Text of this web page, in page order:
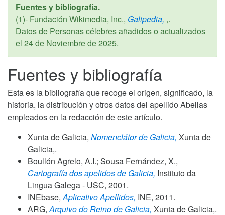
Fuentes y bibliografía.
(1)- Fundación Wikimedia, Inc., Galipedia, ,.
Datos de Personas célebres añadidos o actualizados
el 24 de Noviembre de 2025.
Fuentes y bibliografía
Esta es la bibliografía que recoge el origen, significado, la
historia, la distribución y otros datos del apellido Abellas
empleados en la redacción de este artículo.
Xunta de Galicia, Nomenclátor de Galicia, Xunta de
Galicia,.
Boullón Agrelo, A.I.; Sousa Fernández, X.,
Cartografía dos apelidos de Galicia, Instituto da
Lingua Galega - USC, 2001.
INEbase, Aplicativo Apellidos, INE, 2011.
ARG, Arquivo do Reino de Galicia, Xunta de Galicia,.